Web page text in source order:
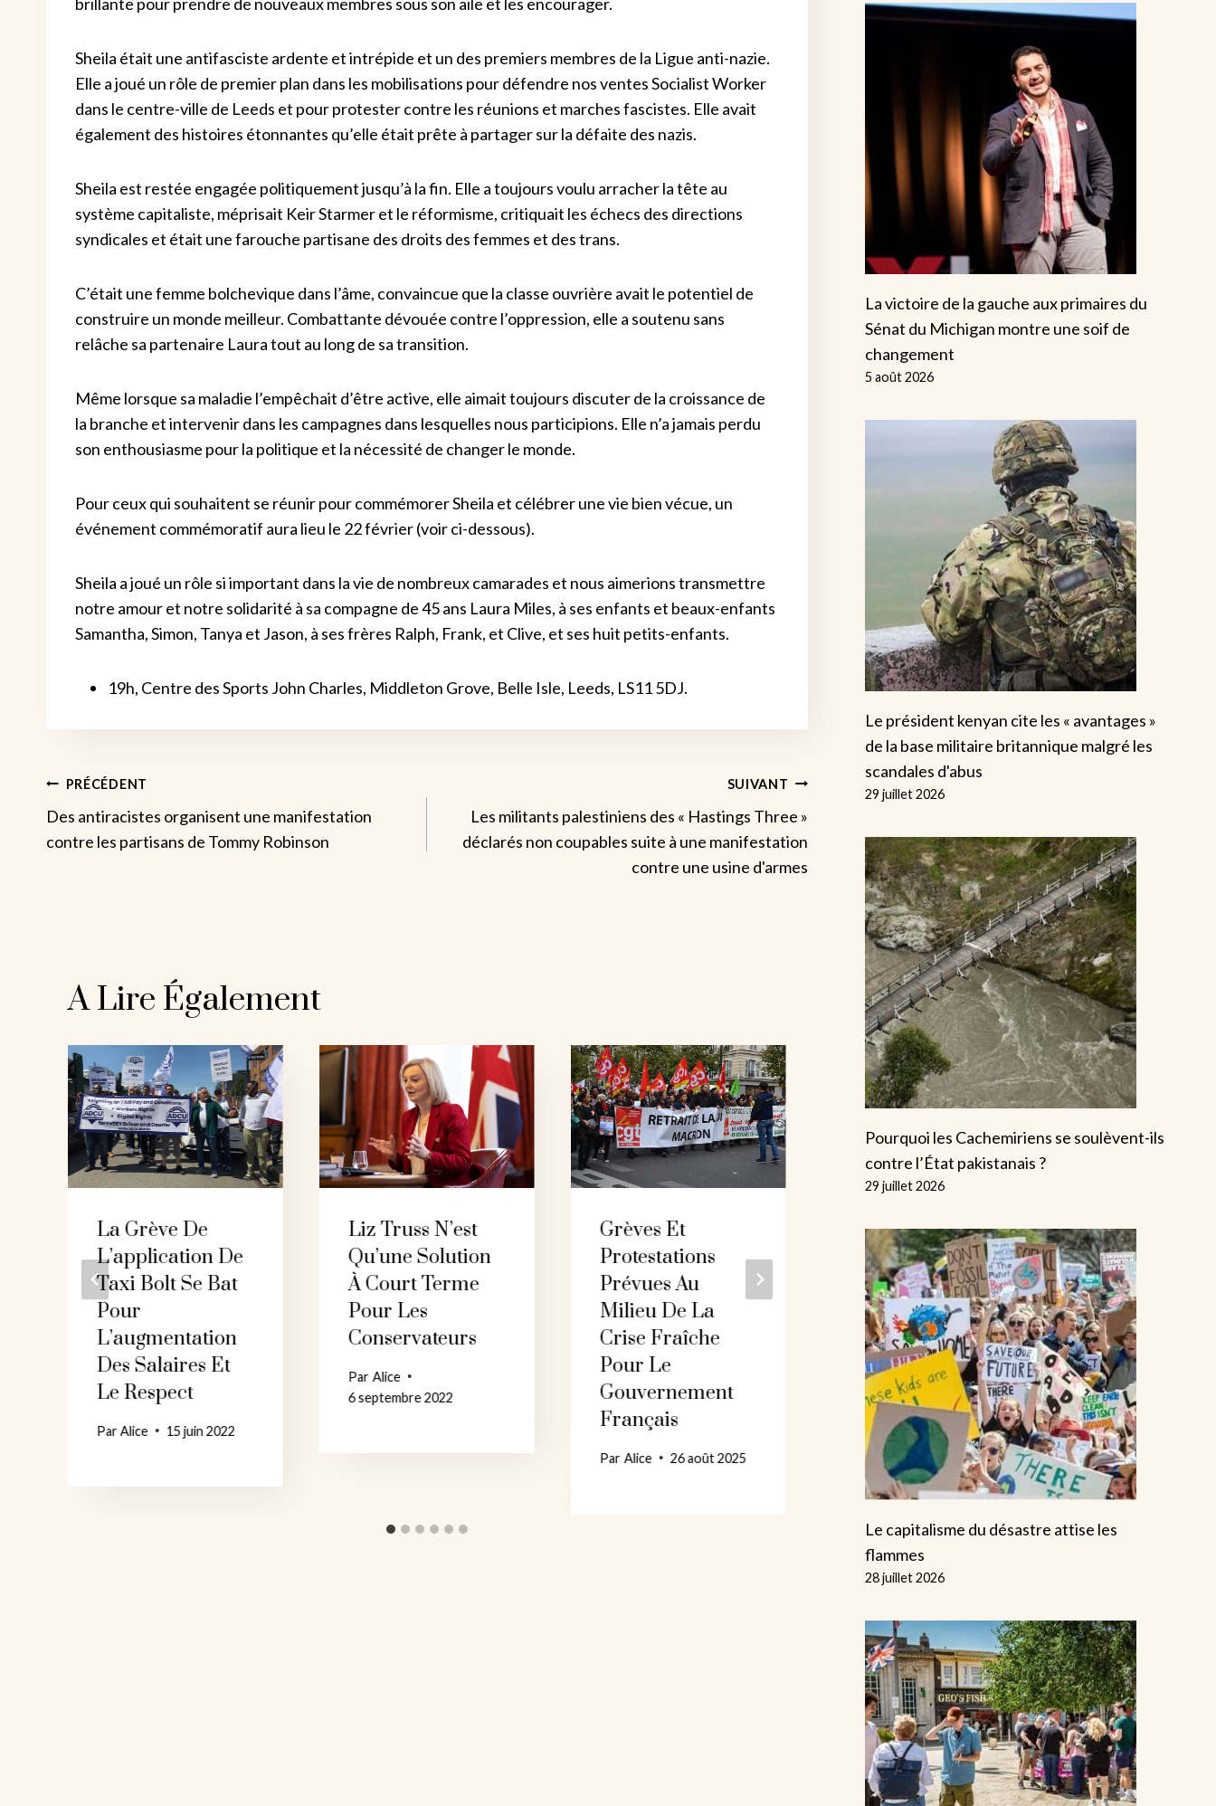
Sheila était une antifasciste ardente et intrépide et un des premiers membres de la Ligue anti-nazie.
Elle a joué un rôle de premier plan dans les mobilisations pour défendre nos ventes Socialist Worker
dans le centre-ville de Leeds et pour protester contre les réunions et marches fascistes. Elle avait
également des histoires étonnantes qu’elle était prête à partager sur la défaite des nazis.
Sheila est restée engagée politiquement jusqu’à la fin. Elle a toujours voulu arracher la tête au
système capitaliste, méprisait Keir Starmer et le réformisme, critiquait les échecs des directions
syndicales et était une farouche partisane des droits des femmes et des trans.
C’était une femme bolchevique dans l’âme, convaincue que la classe ouvrière avait le potentiel de
construire un monde meilleur. Combattante dévouée contre l’oppression, elle a soutenu sans
relâche sa partenaire Laura tout au long de sa transition.
Même lorsque sa maladie l’empêchait d’être active, elle aimait toujours discuter de la croissance de
la branche et intervenir dans les campagnes dans lesquelles nous participions. Elle n’a jamais perdu
son enthousiasme pour la politique et la nécessité de changer le monde.
Pour ceux qui souhaitent se réunir pour commémorer Sheila et célébrer une vie bien vécue, un
événement commémoratif aura lieu le 22 février (voir ci-dessous).
Sheila a joué un rôle si important dans la vie de nombreux camarades et nous aimerions transmettre
notre amour et notre solidarité à sa compagne de 45 ans Laura Miles, à ses enfants et beaux-enfants
Samantha, Simon, Tanya et Jason, à ses frères Ralph, Frank, et Clive, et ses huit petits-enfants.
19h, Centre des Sports John Charles, Middleton Grove, Belle Isle, Leeds, LS11 5DJ.
Navigation
De
PRÉCÉDENT
Des antiracistes organisent une manifestation
contre les partisans de Tommy Robinson
SUIVANT
Les militants palestiniens des « Hastings Three »
déclarés non coupables suite à une manifestation
contre une usine d'armes
A Lire Également
La Grève De
L’application De
Taxi Bolt Se Bat
Pour
L’augmentation
Des Salaires Et
Le Respect
ParAlice 15 juin 2022
Liz Truss N’est
Qu’une Solution
À Court Terme
Pour Les
Conservateurs
ParAlice
6 septembre 2022
Grèves Et
Protestations
Prévues Au
Milieu De La
Crise Fraîche
Pour Le
Gouvernement
Français
ParAlice 26 août 2025
Levez-Vous Pour
Exiger Le Droit À
L’avortement
ParAlice 5 juillet 2022
D’autres
Militants
Pour Avoir
De La Crise
Climatique
Devant Un
Tribunal
ParAlice
La victoire de la gauche aux primaires du
Sénat du Michigan montre une soif de
changement
5 août 2026
Le président kenyan cite les « avantages »
de la base militaire britannique malgré les
scandales d'abus
29 juillet 2026
Pourquoi les Cachemiriens se soulèvent-ils
contre l’État pakistanais ?
29 juillet 2026
Le capitalisme du désastre attise les
flammes
28 juillet 2026